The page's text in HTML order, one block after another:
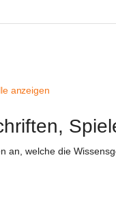
anzeigen
an, welche die